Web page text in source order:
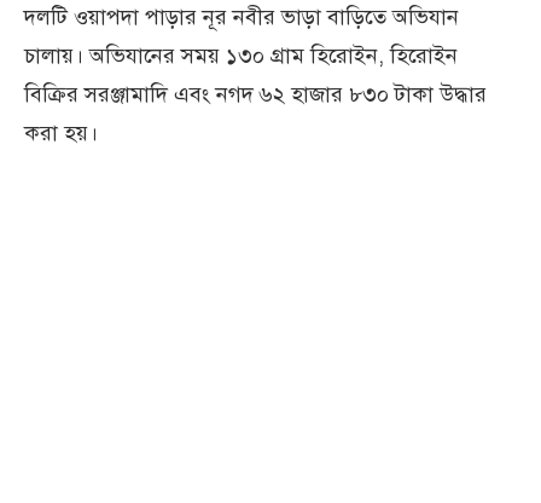
দলটি ওয়াপদা পাড়ার নূর নবীর ভাড়া বাড়িতে অভিযান
চালায়। অভিযানের সময় ১৩০ গ্রাম হিরোইন, হিরোইন
বিক্রির সরঞ্জামাদি এবং নগদ ৬২ হাজার ৮৩০ টাকা উদ্ধার
করা হয়।